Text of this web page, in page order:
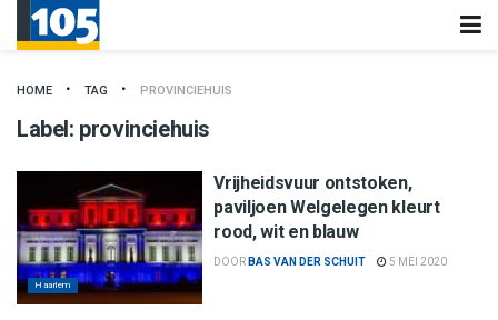
HOME TAG PROVINCIEHUIS
Label: provinciehuis
Haarlem
Vrijheidsvuur ontstoken,
paviljoen Welgelegen kleurt
rood, wit en blauw
DOOR BAS VAN DER SCHUIT 5 MEI 2020